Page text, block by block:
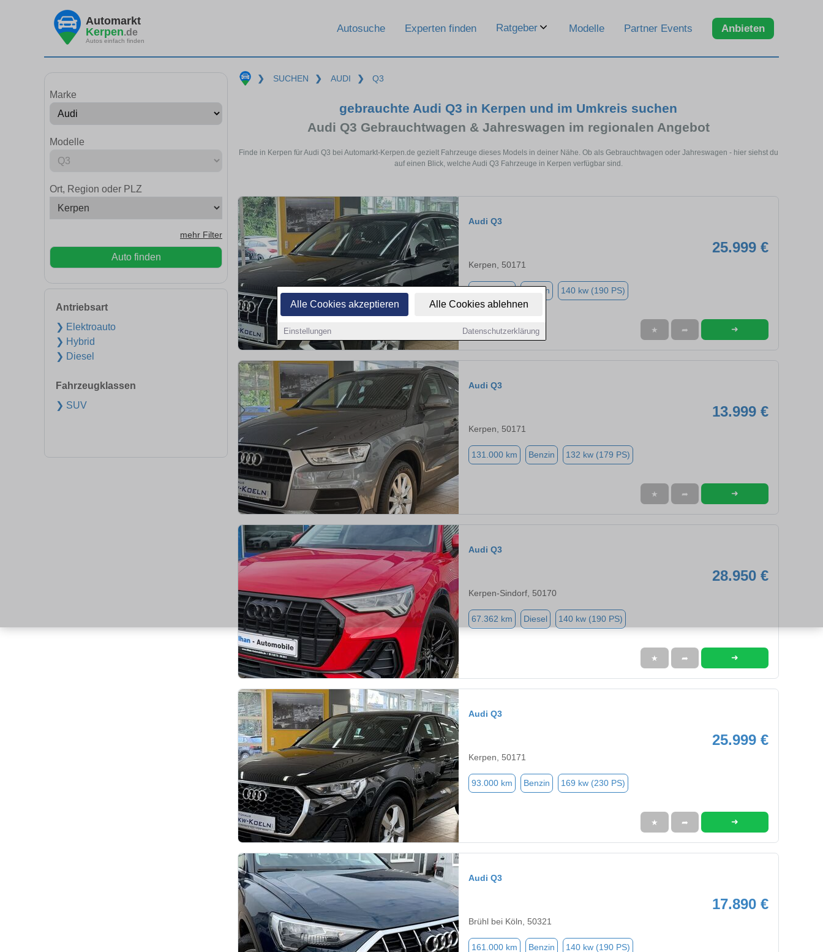
Alle Cookies akzeptieren Alle Cookies ablehnen
Einstellungen Datenschutzerklärung
Automarkt
Kerpen.de
Autos einfach finden
Autosuche Experten finden Ratgeber Modelle Partner Events Anbieten
Marke
Modelle
Ort, Region oder PLZ
mehr Filter
Auto finden
Antriebsart
❯ Elektroauto
❯ Hybrid
❯ Diesel
Fahrzeugklassen
❯ SUV
❯ SUCHEN ❯ AUDI ❯ Q3
gebrauchte Audi Q3 in Kerpen und im Umkreis suchen
Audi Q3 Gebrauchtwagen & Jahreswagen im regionalen Angebot
Finde in Kerpen für Audi Q3 bei Automarkt-Kerpen.de gezielt Fahrzeuge dieses Models in deiner Nähe. Ob als Gebrauchtwagen oder Jahreswagen - hier siehst du
auf einen Blick, welche Audi Q3 Fahrzeuge in Kerpen verfügbar sind.
Audi Q3
25.999 €
Kerpen, 50171
Benzin 140 kw (190 PS)
★ ➦ ➜
Audi Q3
13.999 €
Kerpen, 50171
131.000 km Benzin 132 kw (179 PS)
★ ➦ ➜
Audi Q3
28.950 €
Kerpen-Sindorf, 50170
67.362 km Diesel 140 kw (190 PS)
★ ➦ ➜
Audi Q3
25.999 €
Kerpen, 50171
93.000 km Benzin 169 kw (230 PS)
★ ➦ ➜
Audi Q3
17.890 €
Brühl bei Köln, 50321
161.000 km Benzin 140 kw (190 PS)